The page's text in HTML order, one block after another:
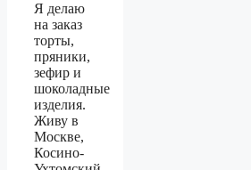
Я делаю
на заказ
торты,
пряники,
зефир и
шоколадные
изделия.
Живу в
Москве,
Косино-